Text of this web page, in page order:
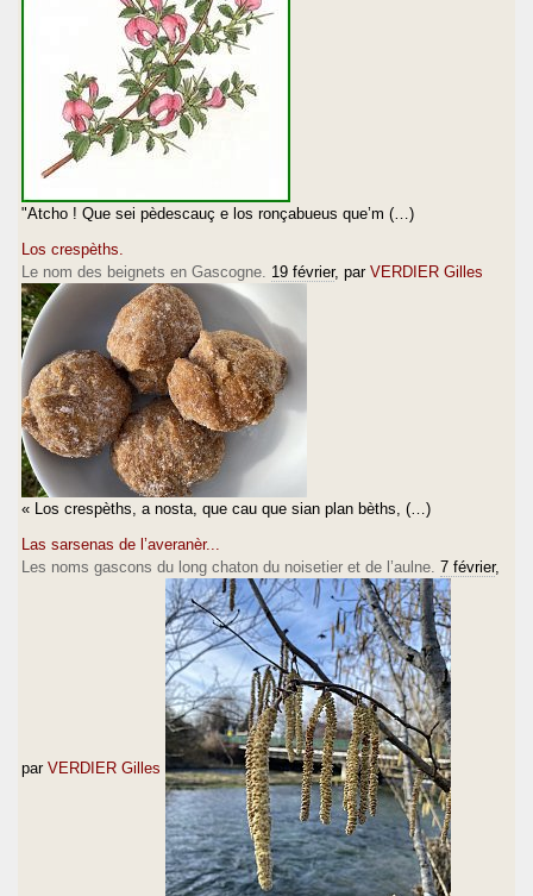
"Atcho ! Que sei pèdescauç e los ronçabueus que’m (…)
Los crespèths.
Le nom des beignets en Gascogne. 19 février, par VERDIER Gilles
« Los crespèths, a nosta, que cau que sian plan bèths, (…)
Las sarsenas de l’averanèr...
Les noms gascons du long chaton du noisetier et de l’aulne. 7 février,
par VERDIER Gilles